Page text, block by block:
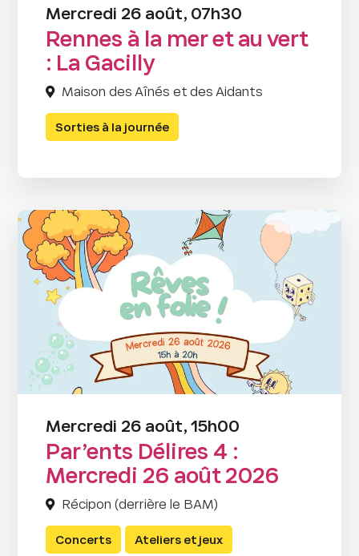
Mercredi 26 août, 07h30
Rennes à la mer et au vert
: La Gacilly
Maison des Aînés et des Aidants
Sorties à la journée
Mercredi 26 août, 15h00
Par’ents Délires 4 :
Mercredi 26 août 2026
Récipon (derrière le BAM)
Concerts Ateliers et jeux